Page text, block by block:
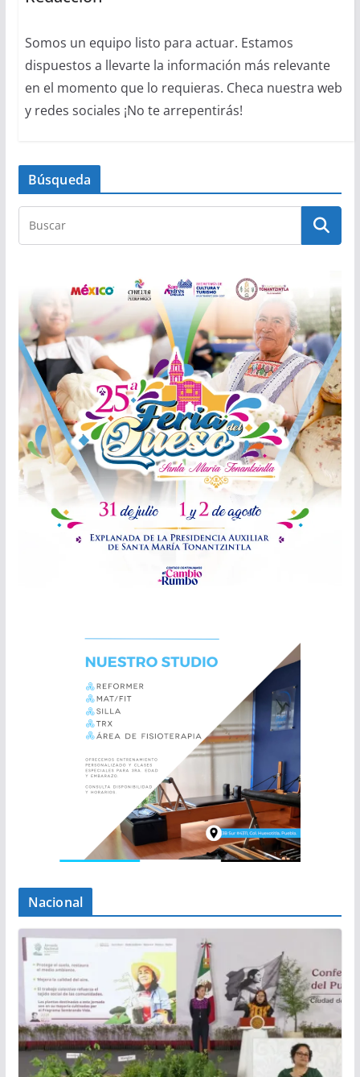
Somos un equipo listo para actuar. Estamos
dispuestos a llevarte la información más relevante
en el momento que lo requieras. Checa nuestra web
y redes sociales ¡No te arrepentirás!
Búsqueda
Nacional